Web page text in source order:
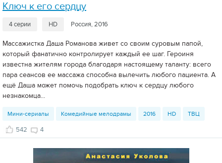
Ключ к его сердцу
4 серии HD Россия, 2016
Массажистка Даша Романова живет со своим суровым папой,
который фанатично контролирует каждый ее шаг. Героиня
известна жителям города благодаря настоящему таланту: всего
пара сеансов ее массажа способна вылечить любого пациента. А
ещё Даша может помочь подобрать ключ к сердцу любого
незнакомца...
Мини-сериалы Комедийные мелодрамы 2016 HD ТВЦ
542 4